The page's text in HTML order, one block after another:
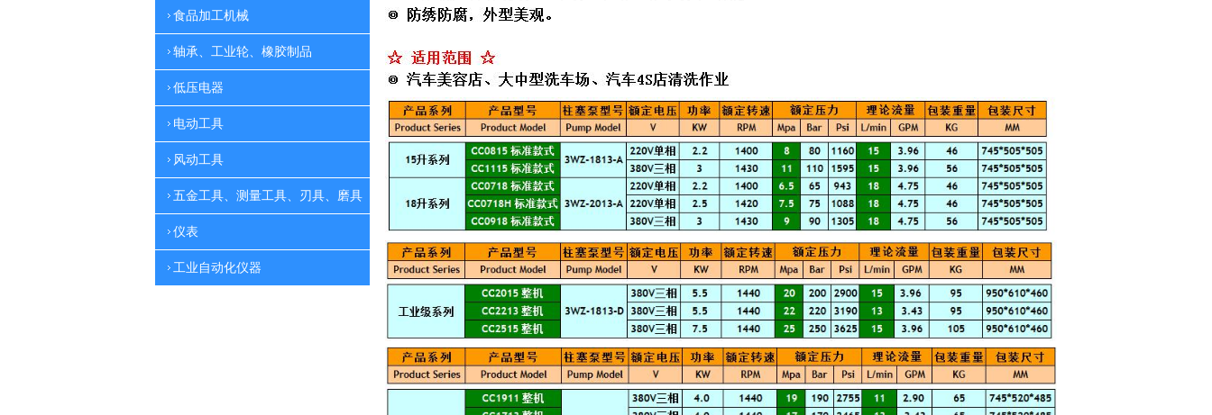
食品加工机械
轴承、工业轮、橡胶制品
低压电器
电动工具
风动工具
五金工具、测量工具、刃具、磨具
仪表
工业自动化仪器